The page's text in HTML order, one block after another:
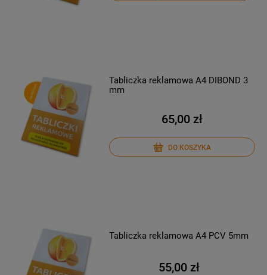
Tabliczka reklamowa A4 DIBOND 3
mm
65,00 zł
DO KOSZYKA
Tabliczka reklamowa A4 PCV 5mm
55,00 zł